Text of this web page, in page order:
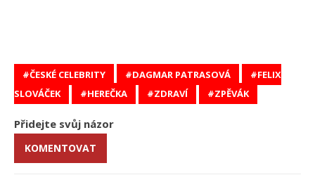
ČESKÉ CELEBRITY DAGMAR PATRASOVÁ
FELIX
SLOVÁČEK
HEREČKA ZDRAVÍ ZPĚVÁK
Přidejte svůj názor
KOMENTOVAT